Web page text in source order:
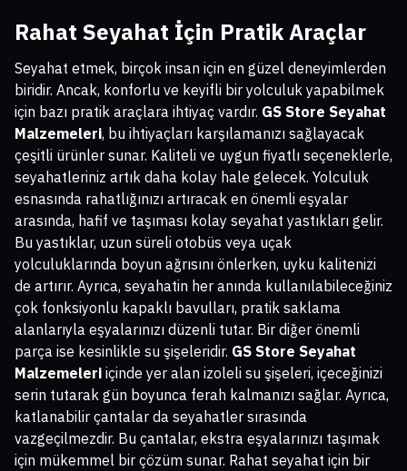
Rahat Seyahat İçin Pratik Araçlar
Seyahat etmek, birçok insan için en güzel deneyimlerden
biridir. Ancak, konforlu ve keyifli bir yolculuk yapabilmek
için bazı pratik araçlara ihtiyaç vardır. GS Store Seyahat
Malzemeleri, bu ihtiyaçları karşılamanızı sağlayacak
çeşitli ürünler sunar. Kaliteli ve uygun fiyatlı seçeneklerle,
seyahatleriniz artık daha kolay hale gelecek. Yolculuk
esnasında rahatlığınızı artıracak en önemli eşyalar
arasında, hafif ve taşıması kolay seyahat yastıkları gelir.
Bu yastıklar, uzun süreli otobüs veya uçak
yolculuklarında boyun ağrısını önlerken, uyku kalitenizi
de artırır. Ayrıca, seyahatin her anında kullanılabileceğiniz
çok fonksiyonlu kapaklı bavulları, pratik saklama
alanlarıyla eşyalarınızı düzenli tutar. Bir diğer önemli
parça ise kesinlikle su şişeleridir. GS Store Seyahat
Malzemeleri içinde yer alan izoleli su şişeleri, içeceğinizi
serin tutarak gün boyunca ferah kalmanızı sağlar. Ayrıca,
katlanabilir çantalar da seyahatler sırasında
vazgeçilmezdir. Bu çantalar, ekstra eşyalarınızı taşımak
için mükemmel bir çözüm sunar. Rahat seyahat için bir